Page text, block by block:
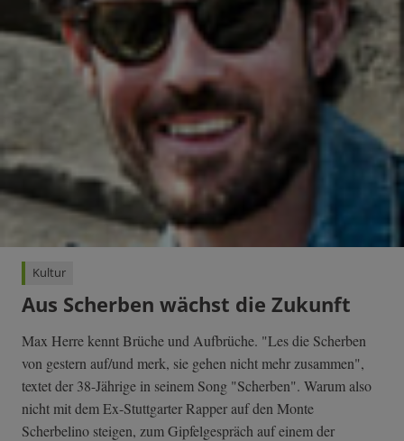
Kultur
Aus Scherben wächst die Zukunft
Max Herre kennt Brüche und Aufbrüche. "Les die Scherben
von gestern auf/und merk, sie gehen nicht mehr zusammen",
textet der 38-Jährige in seinem Song "Scherben". Warum also
nicht mit dem Ex-Stuttgarter Rapper auf den Monte
Scherbelino steigen, zum Gipfelgespräch auf einem der